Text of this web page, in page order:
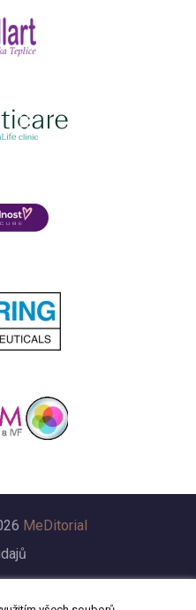
MeDitorial